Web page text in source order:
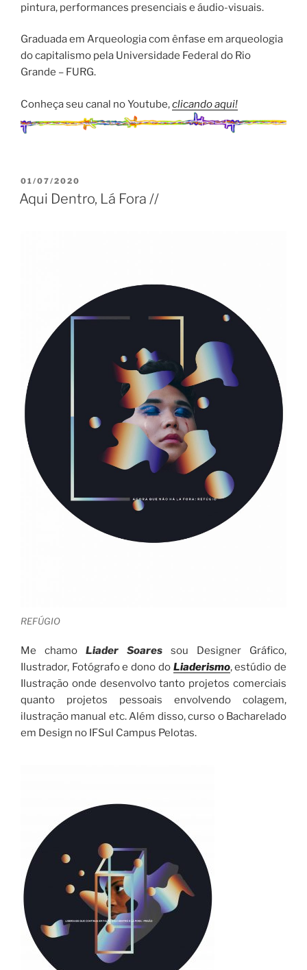
pintura, performances presenciais e áudio-visuais.
Graduada em Arqueologia com ênfase em arqueologia
do capitalismo pela Universidade Federal do Rio
Grande – FURG.
Conheça seu canal no Youtube,clicando aqui!
PUBLICADO
EM
01/07/2020
Aqui Dentro, Lá Fora //
REFÚGIO
Me chamo Liader Soares sou Designer Gráfico,
Ilustrador, Fotógrafo e dono do Liaderismo, estúdio de
Ilustração onde desenvolvo tanto projetos comerciais
quanto projetos pessoais envolvendo colagem,
ilustração manual etc. Além disso, curso o Bacharelado
em Design no IFSul Campus Pelotas.